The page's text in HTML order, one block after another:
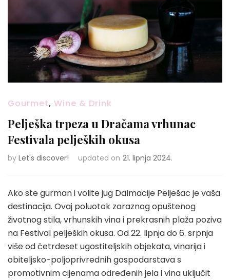
Gourmet, Wine & Drink
Pelješka trpeza u Dračama vrhunac
Festivala peljeških okusa
by Let's discover! updated on 21. lipnja 2024.
Ako ste gurman i volite jug Dalmacije Pelješac je vaša
destinacija. Ovaj poluotok zaraznog opuštenog
životnog stila, vrhunskih vina i prekrasnih plaža poziva
na Festival peljeških okusa. Od 22. lipnja do 6. srpnja
više od četrdeset ugostiteljskih objekata, vinarija i
obiteljsko-poljoprivrednih gospodarstava s
promotivnim cijenama određenih jela i vina uključit